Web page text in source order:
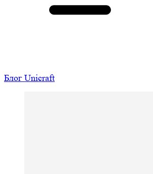
Блог Unicraft